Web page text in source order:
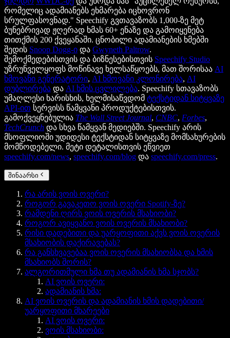
რომელიც ადამიანებს ეხმარება იცხოვრონ
სრულფასოვნად." Speechify გვთავაზობს 1,000-ზე მეტ
ბუნებრივად ჟღერად ხმას 60+ ენაზე და გამოიყენება
თითქმის 200 ქვეყანაში. ცნობილი ადამიანების ხმებში
შედის Snoop Dogg-ი და Gwyneth Paltrow.
შემოქმედებისთვის და ბიზნესებისთვის Speechify Studio
უზრუნველყოფს მოწინავე ხელსაწყოებს, მათ შორისაა AI
ხმოვანი გენერატორი, AI ხმოვანი კლონირება, AI
დუბლირება და AI ხმის ცვლილება. Speechify სთავაზობს
უმაღლესი ხარისხის, ხელმისაწვდომ ტექსტიდან სიტყვაზე
API-ით სერვისს წამყვანი პროდუქტებისთვის.
გამოქვეყნებულია The Wall Street Journal, CNBC, Forbes,
TechCrunch და სხვა წამყვან მედიებში. Speechify არის
მსოფლიოში უდიდესი ტექსტიდან სიტყვაზე მომსახურების
მომწოდებელი. მეტი დეტალისთვის ეწვიეთ
speechify.com/news, speechify.com/blog და speechify.com/press.
შინაარსი
რა არის ვოის ოვერი?
როგორ გავაკეთო ვოის ოვერი Spotify-ზე?
რამდენი ღირს ვოის ოვერის მსახიობი?
როგორ ავიყვანო ვოის ოვერის მსახიობი?
რისი დადებითი და უარყოფითი აქვს ვოის ოვერის
მსახიობის დაქირავებას?
რა განსხვავებაა ვოის ოვერის მსახიობსა და ხმის
მსახიობს შორის?
ალგორითმული ხმა თუ ადამიანის ხმა სჯობს?
AI ვოის ოვერი:
ადამიანის ხმა:
AI ვოის ოვერის და ადამიანის ხმის დადებითი/
უარყოფითი მხარეები
AI ვოის ოვერი:
ვოის მსახიობი: